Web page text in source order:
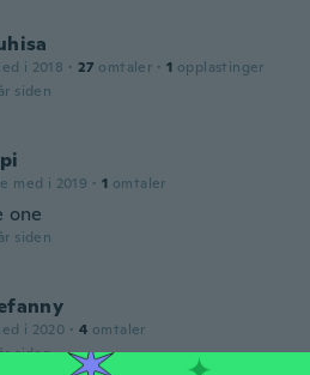
i 2018 · 27 omtaler · 1 opplastinger
siden
med i 2019 · 1 omtaler
one
siden
i 2020 · 4 omtaler
siden